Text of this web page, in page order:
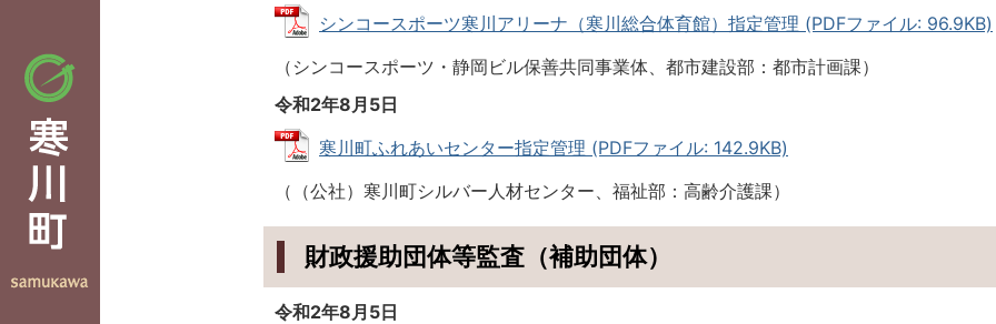
シンコースポーツ寒川アリーナ（寒川総合体育館）指定管理 (PDFファイル: 96.9KB)
（シンコースポーツ・静岡ビル保善共同事業体、都市建設部：都市計画課）
令和2年8月5日
寒川町ふれあいセンター指定管理 (PDFファイル: 142.9KB)
（（公社）寒川町シルバー人材センター、福祉部：高齢介護課）
財政援助団体等監査（補助団体）
令和2年8月5日